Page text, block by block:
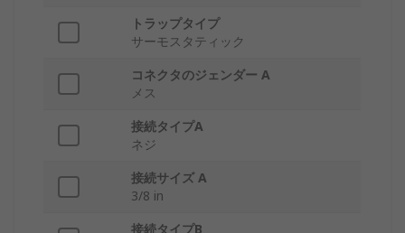
トラップタイプ
サーモスタティック
コネクタのジェンダー A
メス
接続タイプA
ネジ
接続サイズ A
3/8 in
接続タイプB